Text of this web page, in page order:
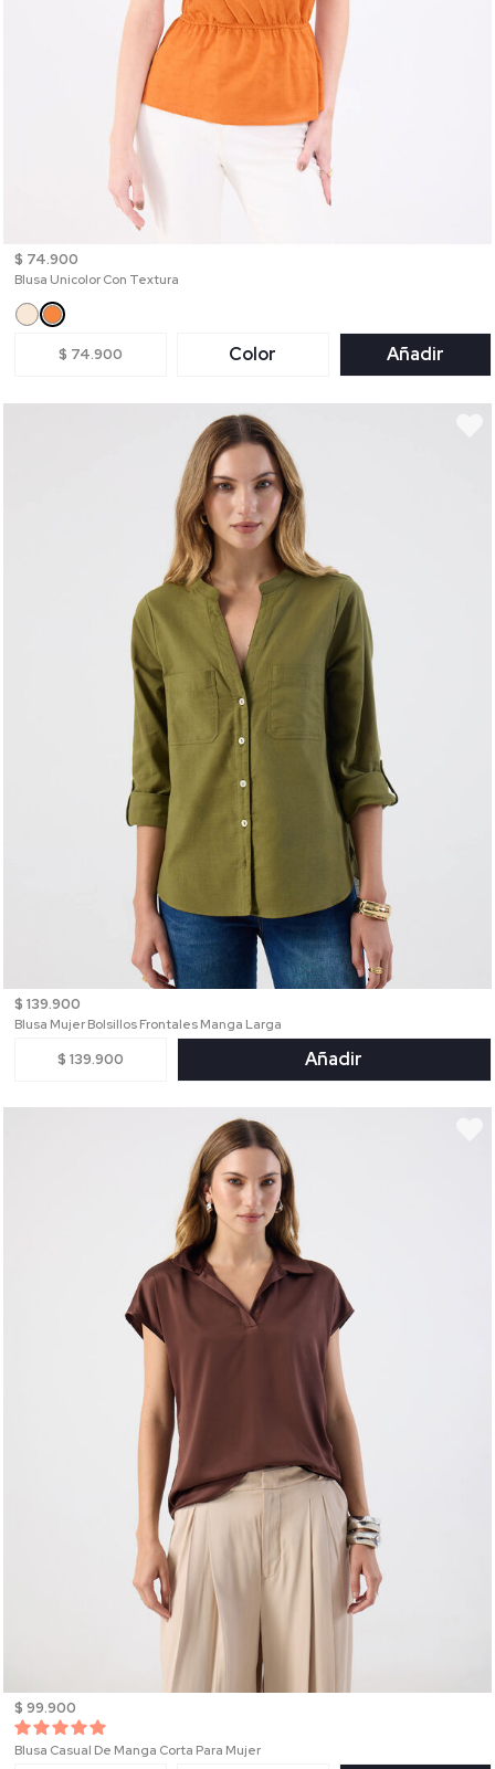
$ 74.900
Blusa Unicolor Con Textura
$ 74.900 Color Añadir
$ 139.900
Blusa Mujer Bolsillos Frontales Manga Larga
$ 139.900 Añadir
$ 99.900
Blusa Casual De Manga Corta Para Mujer